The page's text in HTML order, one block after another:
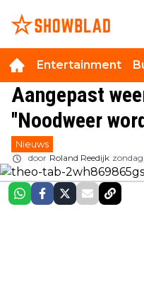
Entertainment
Aangepast
''Noodweer
Nieuws
door Roland Reedijk